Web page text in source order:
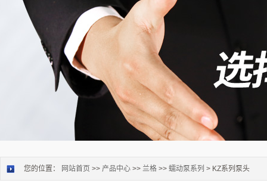
您的位置： 网站首页 >> 产品中心 >> 兰格 >> 蠕动泵系列 > KZ系列泵头